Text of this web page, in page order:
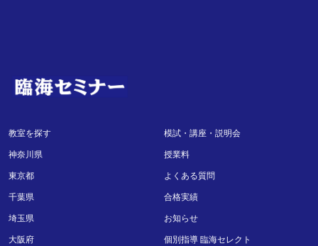
教室を探す
神奈川県
東京都
千葉県
埼玉県
大阪府
模試・講座・説明会
授業料
よくある質問
合格実績
お知らせ
個別指導 臨海セレクト